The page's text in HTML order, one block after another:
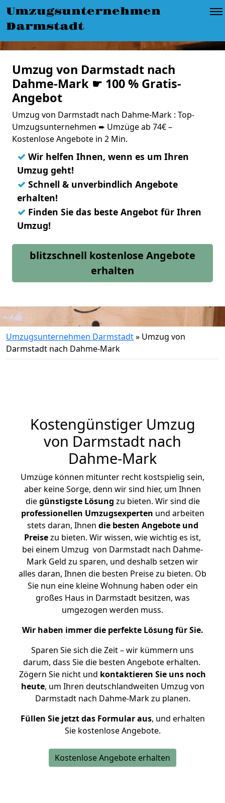
Umzugsunternehmen
Darmstadt
Umzug von Darmstadt nach
Dahme-Mark ☛ 100 % Gratis-
Angebot
Umzug von Darmstadt nach Dahme-Mark : Top-
Umzugsunternehmen ➨ Umzüge ab 74€ –
Kostenlose Angebote in 2 Min.
✓ Wir helfen Ihnen, wenn es um Ihren
Umzug geht!
✓ Schnell & unverbindlich Angebote
erhalten!
✓ Finden Sie das beste Angebot für Ihren
Umzug!
blitzschnell kostenlose Angebote
erhalten
Umzugsunternehmen Darmstadt» Umzug von
Darmstadt nach Dahme-Mark
Kostengünstiger Umzug
von Darmstadt nach
Dahme-Mark
Umzüge können mitunter recht kostspielig sein,
aber keine Sorge, denn wir sind hier, um Ihnen
diegünstigste Lösung zu bieten. Wir sind die
professionellen Umzugsexperten und arbeiten
stets daran, Ihnen die besten Angebote und
Preisezu bieten. Wir wissen, wie wichtig es ist,
bei einem Umzug von Darmstadt nach Dahme-
Mark Geld zu sparen, und deshalb setzen wir
alles daran, Ihnen die besten Preise zu bieten. Ob
Sie nun eine kleine Wohnung haben oder ein
großes Haus in Darmstadt besitzen, was
umgezogen werden muss.
Wir haben immer die perfekte Lösung für Sie.
Sparen Sie sich die Zeit – wir kümmern uns
darum, dass Sie die besten Angebote erhalten.
Zögern Sie nicht und kontaktieren Sie uns noch
heute, um Ihren deutschlandweiten Umzug von
Darmstadt nach Dahme-Mark zu planen.
Füllen Sie jetzt das Formular aus, und erhalten
Sie kostenlose Angebote.
Kostenlose Angebote erhalten